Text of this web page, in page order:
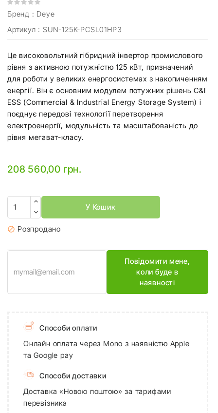
Бренд : Deye
Артикул : SUN-125K-PCSL01HP3
Це високовольтний гібридний інвертор промислового
рівня з активною потужністю 125 кВт, призначений
для роботи у великих енергосистемах з накопиченням
енергії. Він є основним модулем потужних рішень C&I
ESS (Commercial & Industrial Energy Storage System) і
поєднує передові технології перетворення
електроенергії, модульність та масштабованість до
рівня мегават-класу.
208 560,00 грн.
У Кошик
 Розпродано
Повідомити мене,
коли буде в
наявності
Способи оплати
Онлайн оплата через Mono з наявністю Apple
та Google pay
Способи доставки
Доставка «Новою поштою» за тарифами
перевізника